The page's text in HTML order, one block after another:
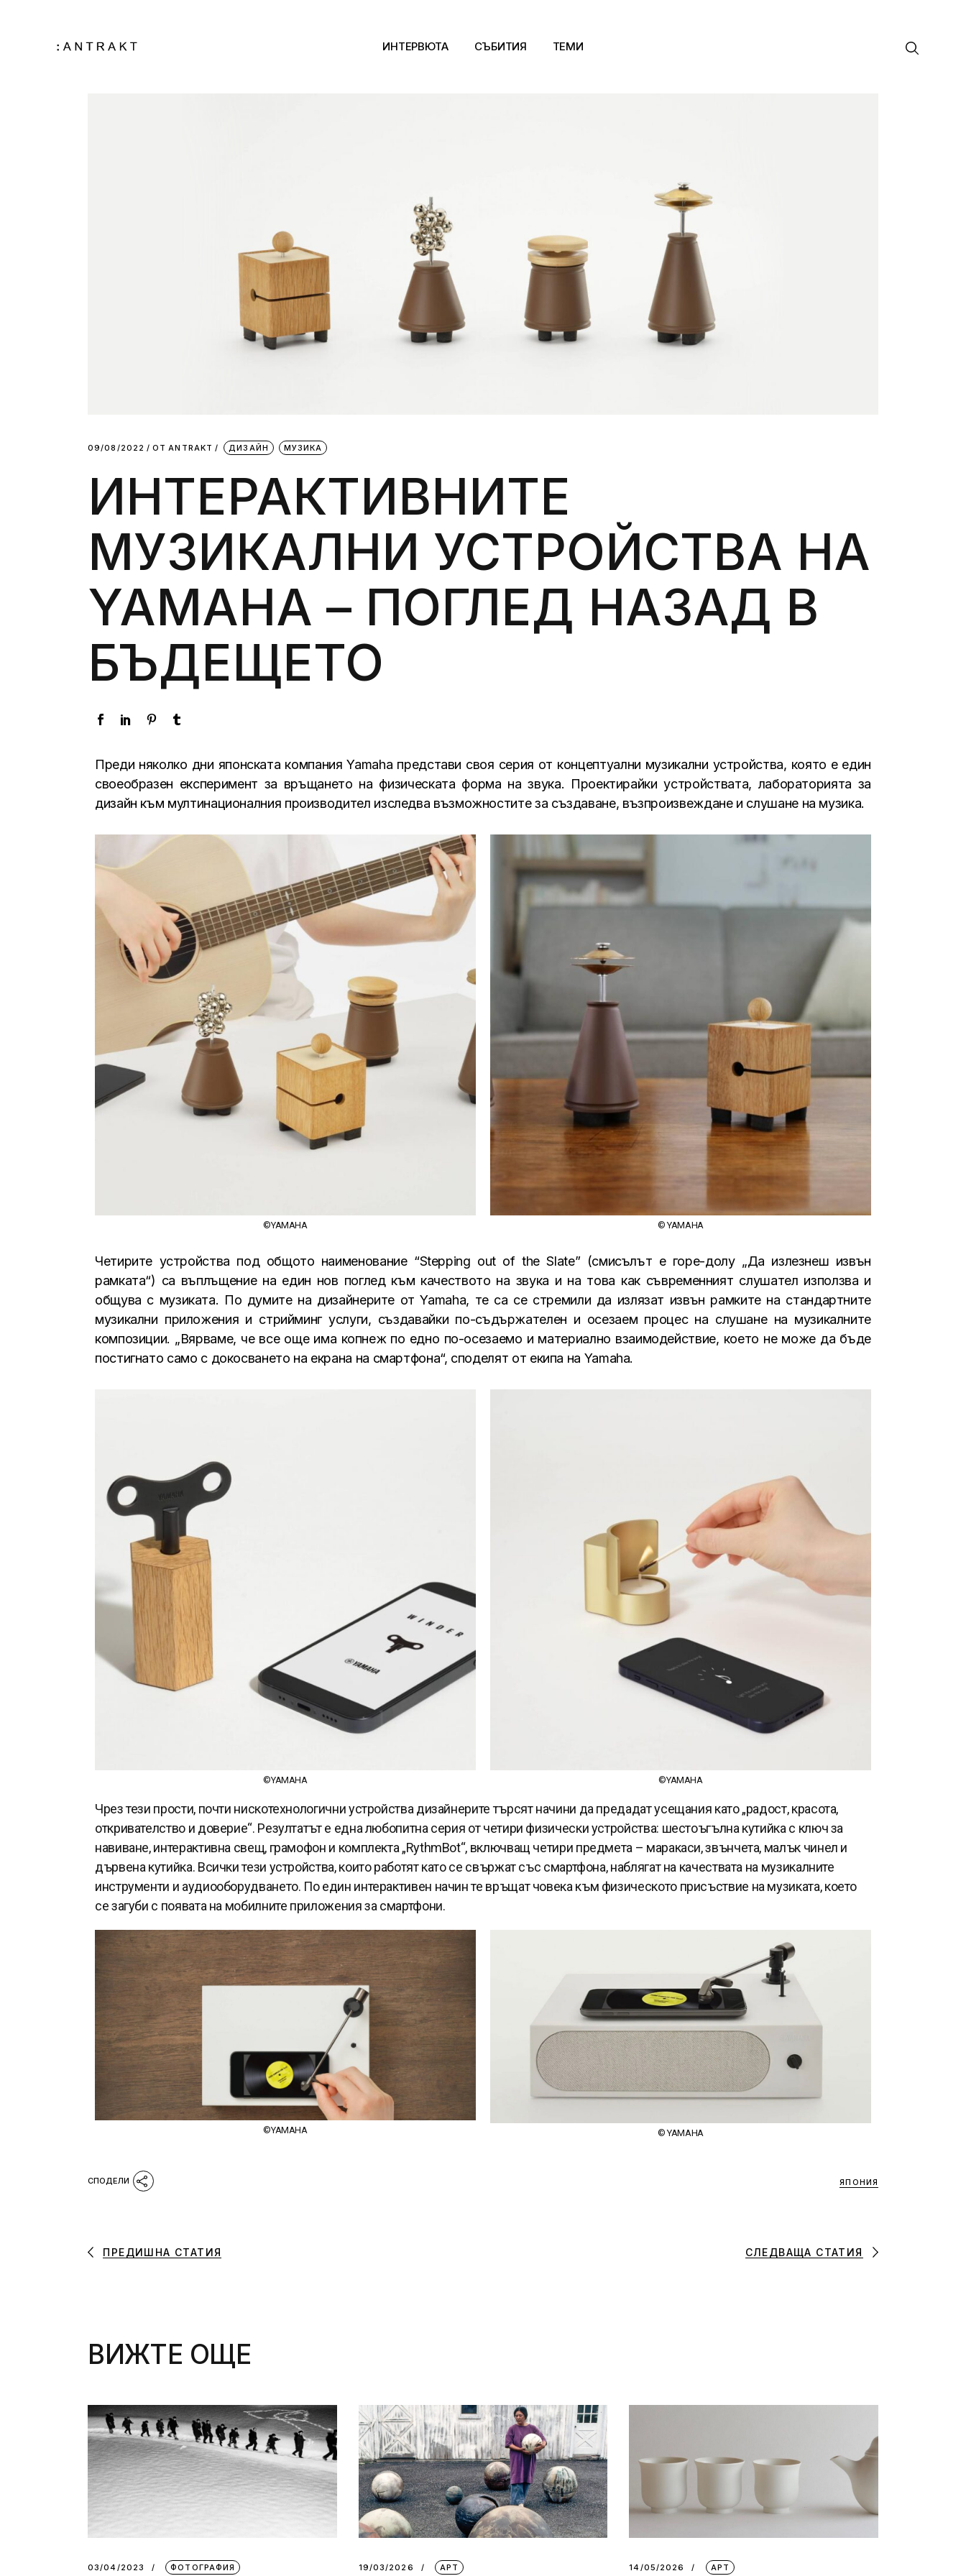
ИНТЕРВЮТА СЪБИТИЯ ТЕМИ
Сцена
Фотография
Дизайн
Литература и философия
Силни жени
09/08/2022 ОТ АNTRAKT ДИЗАЙН МУЗИКА
ИНТЕРАКТИВНИТЕ
МУЗИКАЛНИ УСТРОЙСТВА НА
YAMAHA – ПОГЛЕД НАЗАД В
БЪДЕЩЕТО
Преди няколко дни японската компания Yamaha представи своя серия от концептуални музикални устройства, която е един
своеобразен експеримент за връщането на физическата форма на звука. Проектирайки устройствата, лабораторията за
дизайн към мултинационалния производител изследва възможностите за създаване, възпроизвеждане и слушане на музика.
©YAMAHA © YAMAHA
Четирите устройства под общото наименование “Stepping out of the Slate” (смисълът е горе-долу „Да излезнеш извън
рамката“) са въплъщение на един нов поглед към качеството на звука и на това как съвременният слушател използва и
общува с музиката. По думите на дизайнерите от Yamaha, те са се стремили да излязат извън рамките на стандартните
музикални приложения и стрийминг услуги, създавайки по-съдържателен и осезаем процес на слушане на музикалните
композиции. „Вярваме, че все още има копнеж по едно по-осезаемо и материално взаимодействие, което не може да бъде
постигнато само с докосването на екрана на смартфона“, споделят от екипа на Yamaha.
©YAMAHA ©YAMAHA
Чрез тези прости, почти нискотехнологични устройства дизайнерите търсят начини да предадат усещания като „радост, красота,
откривателство и доверие“. Резултатът е една любопитна серия от четири физически устройства: шестоъгълна кутийка с ключ за
навиване, интерактивна свещ, грамофон и комплекта „RythmBot“, включващ четири предмета – маракаси, звънчета, малък чинел и
дървена кутийка. Всички тези устройства, които работят като се свържат със смартфона, наблягат на качествата на музикалните
инструменти и аудиооборудването. По един интерактивен начин те връщат човека към физическото присъствие на музиката, което
се загуби с появата на мобилните приложения за смартфони.
©YAMAHA © YAMAHA
ЯПОНИЯ
ПРЕДИШНА СТАТИЯ СЛЕДВАЩА СТАТИЯ
ВИЖТЕ ОЩЕ
03/04/2023 ФОТОГРАФИЯ 19/03/2026 АРТ 14/05/2026 АРТ